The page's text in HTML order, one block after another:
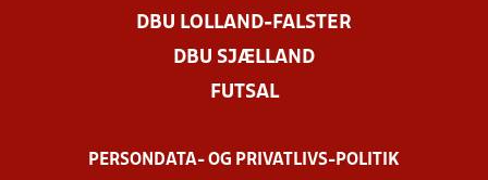
DBU LOLLAND-FALSTER
DBU SJÆLLAND
FUTSAL
PERSONDATA- OG PRIVATLIVS-POLITIK